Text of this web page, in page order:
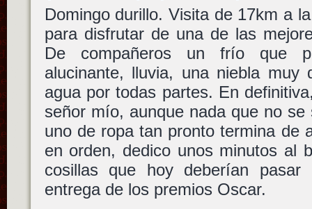
Domingo durillo. Visita de 17km a
para disfrutar de una de las
De compañeros un frío que
alucinante, lluvia, una niebla muy
agua por todas partes. En
señor mío, aunque nada que no se
uno de ropa tan pronto termina de
en orden, dedico unos minutos al
cosillas que hoy deberían pasar
entrega de los premios Oscar.